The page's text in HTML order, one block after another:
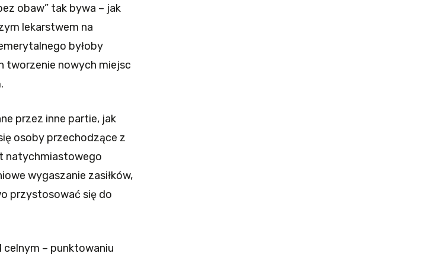
obaw” tak bywa – jak
lekarstwem na
byłoby
tworzenie nowych miejsc
przez inne partie, jak
osoby przechodzące z
natychmiastowego
wygaszanie zasiłków,
przystosować się do
– punktowaniu